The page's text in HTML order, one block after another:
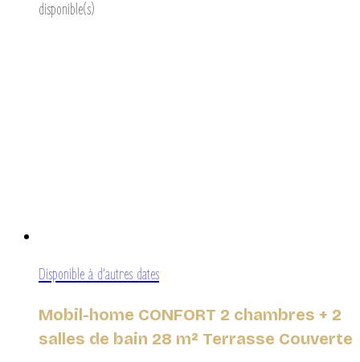
disponible(s)
Disponible à d’autres dates
Mobil-home CONFORT 2 chambres + 2
salles de bain 28 m² Terrasse Couverte